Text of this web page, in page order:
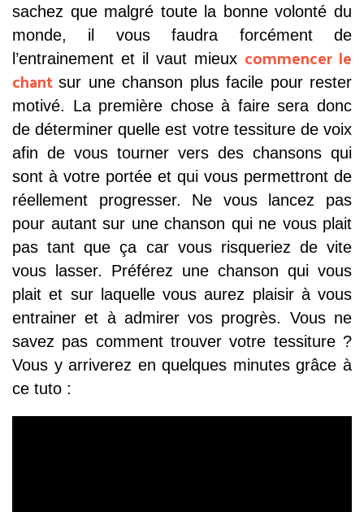
sachez que malgré toute la bonne volonté du
monde, il vous faudra forcément de
l’entrainement et il vaut mieux commencer le
chantsur une chanson plus facile pour rester
motivé. La première chose à faire sera donc
de déterminer quelle est votre tessiture de voix
afin de vous tourner vers des chansons qui
sont à votre portée et qui vous permettront de
réellement progresser. Ne vous lancez pas
pour autant sur une chanson qui ne vous plait
pas tant que ça car vous risqueriez de vite
vous lasser. Préférez une chanson qui vous
plait et sur laquelle vous aurez plaisir à vous
entrainer et à admirer vos progrès. Vous ne
savez pas comment trouver votre tessiture ?
Vous y arriverez en quelques minutes grâce à
ce tuto :